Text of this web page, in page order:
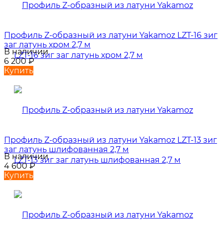
Профиль Z-образный из латуни Yakamoz LZT-16 зиг
заг латунь хром 2,7 м
В наличии
6 200₽
Купить
Профиль Z-образный из латуни Yakamoz LZT-13 зиг
заг латунь шлифованная 2,7 м
В наличии
4 600₽
Купить